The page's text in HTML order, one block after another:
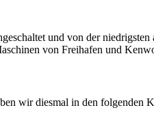
und von der
von Freihafen und
wir diesmal in den folgenden